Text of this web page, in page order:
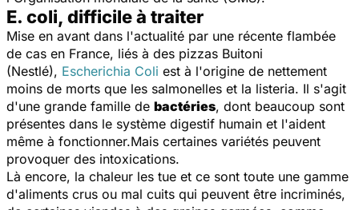
E. coli, difficile à traiter
Mise en avant dans l'actualité par une récente flambée
de cas en France, liés à des pizzas Buitoni
(Nestlé), Escherichia Coli est à l'origine de nettement
moins de morts que les salmonelles et la listeria. Il s'agit
d'une grande famille de bactéries, dont beaucoup sont
présentes dans le système digestif humain et l'aident
même à fonctionner.Mais certaines variétés peuvent
provoquer des intoxications.
Là encore, la chaleur les tue et ce sont toute une gamme
d'aliments crus ou mal cuits qui peuvent être incriminés,